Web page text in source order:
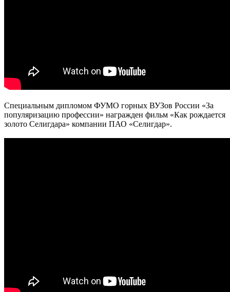
Специальным дипломом ФУМО горных ВУЗов России «За
популяризацию профессии» награжден фильм «Как рождается
золото Селигдара» компании ПАО «Селигдар».